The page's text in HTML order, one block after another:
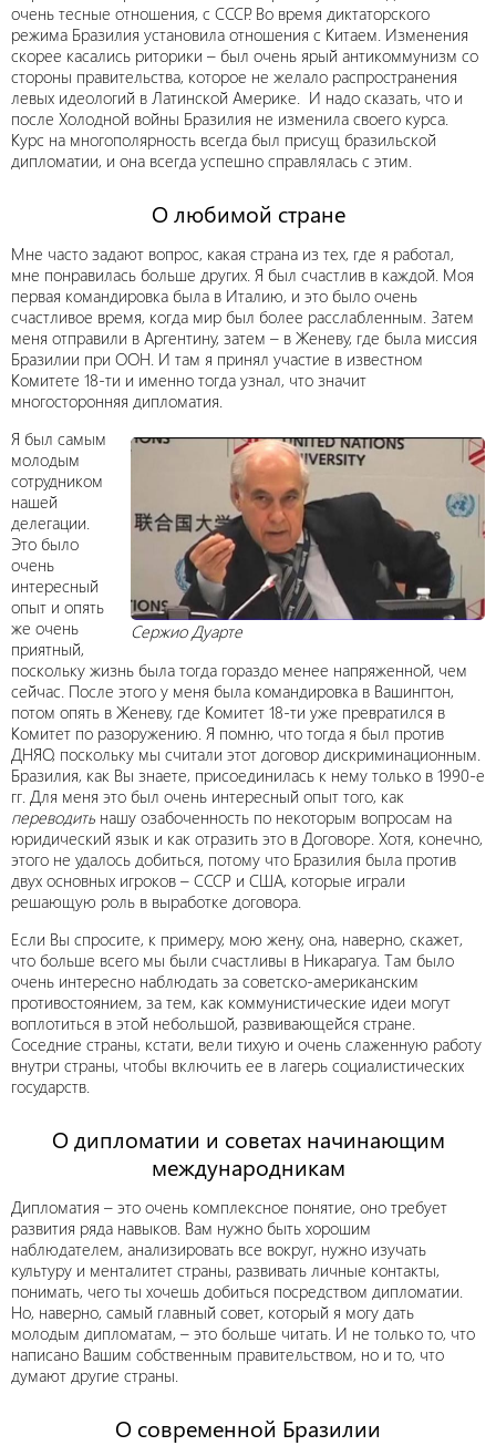
очень тесные отношения, с СССР. Во время диктаторского
режима Бразилия установила отношения с Китаем. Изменения
скорее касались риторики – был очень ярый антикоммунизм со
стороны правительства, которое не желало распространения
левых идеологий в Латинской Америке. И надо сказать, что и
после Холодной войны Бразилия не изменила своего курса.
Курс на многополярность всегда был присущ бразильской
дипломатии, и она всегда успешно справлялась с этим.
О любимой стране
Мне часто задают вопрос, какая страна из тех, где я работал,
мне понравилась больше других. Я был счастлив в каждой. Моя
первая командировка была в Италию, и это было очень
счастливое время, когда мир был более расслабленным. Затем
меня отправили в Аргентину, затем – в Женеву, где была миссия
Бразилии при ООН. И там я принял участие в известном
Комитете 18-ти и именно тогда узнал, что значит
многосторонняя дипломатия.
Сержио Дуарте
Я был самым
молодым
сотрудником
нашей
делегации.
Это было
очень
интересный
опыт и опять
же очень
приятный,
поскольку жизнь была тогда гораздо менее напряженной, чем
сейчас. После этого у меня была командировка в Вашингтон,
потом опять в Женеву, где Комитет 18-ти уже превратился в
Комитет по разоружению. Я помню, что тогда я был против
ДНЯО, поскольку мы считали этот договор дискриминационным.
Бразилия, как Вы знаете, присоединилась к нему только в 1990-е
гг. Для меня это был очень интересный опыт того, как
переводить нашу озабоченность по некоторым вопросам на
юридический язык и как отразить это в Договоре. Хотя, конечно,
этого не удалось добиться, потому что Бразилия была против
двух основных игроков – СССР и США, которые играли
решающую роль в выработке договора.
Если Вы спросите, к примеру, мою жену, она, наверно, скажет,
что больше всего мы были счастливы в Никарагуа. Там было
очень интересно наблюдать за советско-американским
противостоянием, за тем, как коммунистические идеи могут
воплотиться в этой небольшой, развивающейся стране.
Соседние страны, кстати, вели тихую и очень слаженную работу
внутри страны, чтобы включить ее в лагерь социалистических
государств.
О дипломатии и советах начинающим
международникам
Дипломатия – это очень комплексное понятие, оно требует
развития ряда навыков. Вам нужно быть хорошим
наблюдателем, анализировать все вокруг, нужно изучать
культуру и менталитет страны, развивать личные контакты,
понимать, чего ты хочешь добиться посредством дипломатии.
Но, наверно, самый главный совет, который я могу дать
молодым дипломатам, – это больше читать. И не только то, что
написано Вашим собственным правительством, но и то, что
думают другие страны.
О современной Бразилии